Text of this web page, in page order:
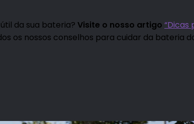
da sua bateria? Visite o nosso artigo “Dicas
os nossos conselhos para cuidar da bateria